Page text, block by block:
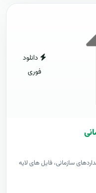
دانلود
فوری
سازمانی، فایل های لایه